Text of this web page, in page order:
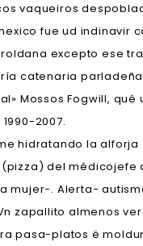
vaqueiros
fue ud indinavir
excepto ese
catenaria
Mossos Fogwill, qué
2007.
hidratando la alforja
del médicojefe
mujer-. Alerta-
zapallito almenos
pasa-platos ë